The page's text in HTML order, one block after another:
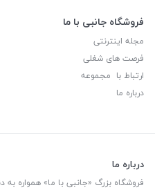
فروشگاه جانبی با ما
مجله اینترنتی
فرصت های شغلی
ارتباط با مجموعه
درباره ما
درباره ما
فروشگاه بزرگ «جانبی با ما» همواره